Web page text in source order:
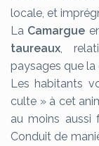
locale, et
La Camargue
taureaux,
paysages que la
Les habitants
culte » à cet
au moins aussi
Conduit de